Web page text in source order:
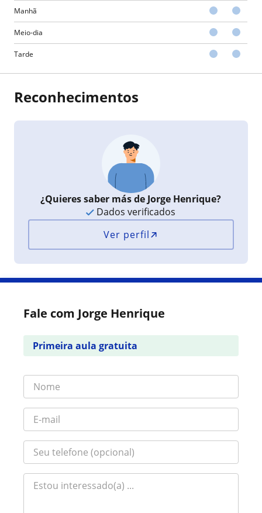
Manhã
Meio-dia
Tarde
Reconhecimentos
¿Quieres saber más de Jorge Henrique?
Dados verificados
Ver perfil
Fale com Jorge Henrique
Primeira aula gratuita